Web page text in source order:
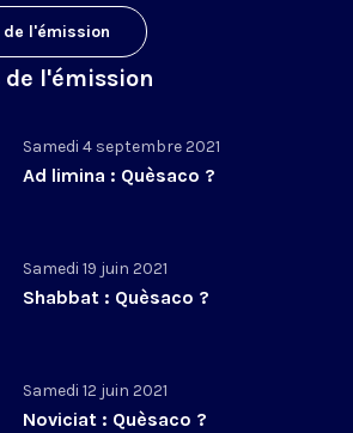
l'émission
l'émission
Samedi 4 septembre 2021
Ad limina : Quèsaco ?
Samedi 19 juin 2021
Shabbat : Quèsaco ?
Samedi 12 juin 2021
Noviciat : Quèsaco ?